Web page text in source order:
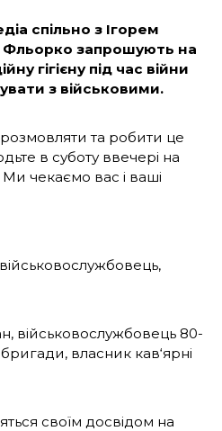
спільно з Ігорем
запрошують на
гігієну під час війни
з військовими.
та робити це
в суботу ввечері на
чекаємо вас і ваші
військовослужбовець 80-
власник кав‘ярні
своїм досвідом на